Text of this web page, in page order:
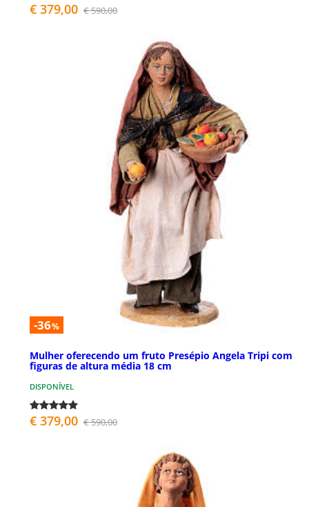
€ 379,00 € 590,00
-36%
Mulher oferecendo um fruto Presépio Angela Tripi com
figuras de altura média 18 cm
DISPONÍVEL
€ 379,00 € 590,00